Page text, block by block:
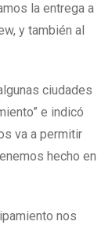
la entrega a
y también al
ciudades
e indicó
va a permitir
hecho en
nos